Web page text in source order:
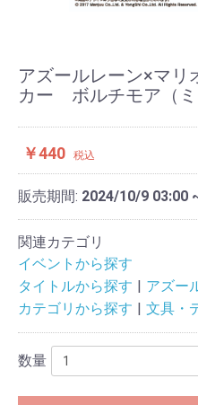
アズールレーン×マ
カー ボルチモア（ミ
￥440 税込
販売期間: 2024/10/9 03:00
関連カテゴリ
イベントから探す
タイトルから探す
アズー
カテゴリから探す
文具・
数量